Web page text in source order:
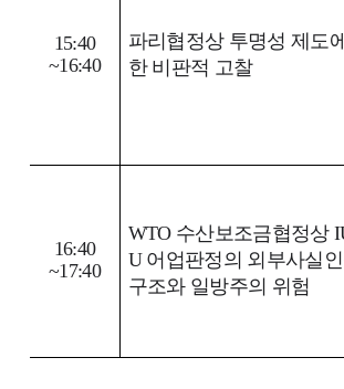
15:40
~16:40
파리협정상 투명성 제도
한 비판적 고찰
16:40
~17:40
WTO 수산보조금협정상
U 어업판정의 외부사실
구조와 일방주의 위험